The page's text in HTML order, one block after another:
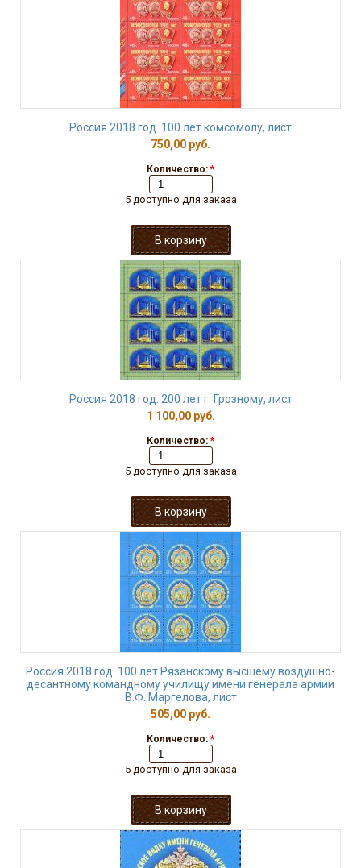
Россия 2018 год. 100 лет комсомолу, лист
750,00 руб.
Количество: *
5 доступно для заказа
Россия 2018 год. 200 лет г. Грозному, лист
1 100,00 руб.
Количество: *
5 доступно для заказа
Россия 2018 год. 100 лет Рязанскому высшему воздушно-
десантному командному училищу имени генерала армии
В.Ф. Маргелова, лист
505,00 руб.
Количество: *
5 доступно для заказа